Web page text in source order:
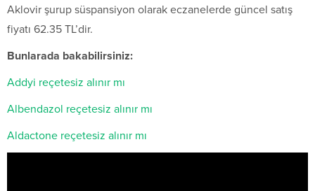
Aklovir şurup süspansiyon olarak eczanelerde güncel satış
fiyatı 62.35 TL’dir.
Bunlarada bakabilirsiniz:
Addyi reçetesiz alınır mı
Albendazol reçetesiz alınır mı
Aldactone reçetesiz alınır mı